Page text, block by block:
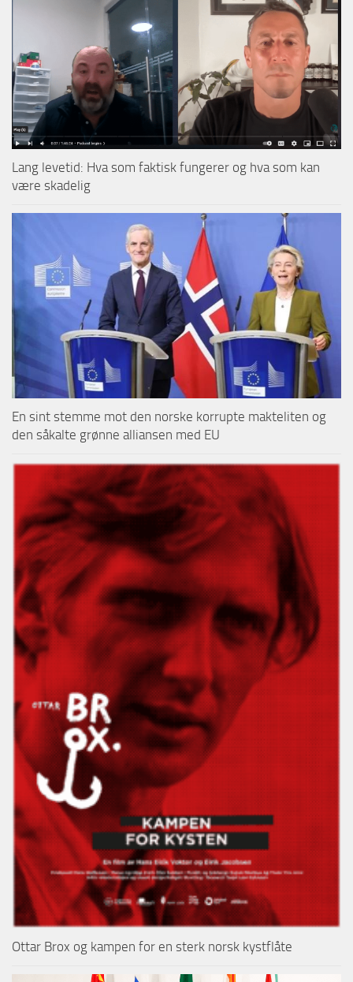
Lang levetid: Hva som faktisk fungerer og hva som kan
være skadelig
En sint stemme mot den norske korrupte makteliten og
den såkalte grønne alliansen med EU
Ottar Brox og kampen for en sterk norsk kystflåte